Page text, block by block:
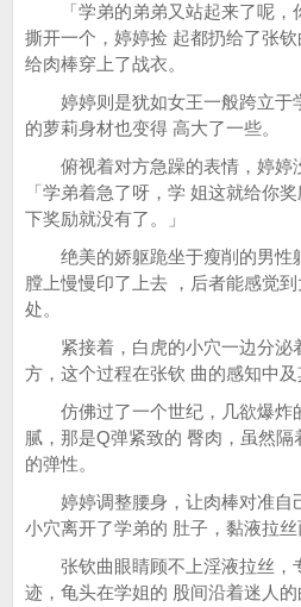
「学弟的弟弟又站起来了呢，
撕开一个，婷婷捡 起都扔给了张
给肉棒穿上了战衣。
婷婷则是犹如女王一般跨立于
的萝莉身材也变得 高大了一些。
俯视着对方急躁的表情，婷婷
「学弟着急了呀，学 姐这就给你
下奖励就没有了。」
绝美的娇躯跪坐于瘦削的男性
膛上慢慢印了上去 ，后者能感觉
处。
紧接着，白虎的小穴一边分泌
方，这个过程在张钦 曲的感知中及
仿佛过了一个世纪，几欲爆炸
腻，那是Q弹紧致的 臀肉，虽然隔
的弹性。
婷婷调整腰身，让肉棒对准自
小穴离开了学弟的 肚子，黏液拉丝
张钦曲眼睛顾不上淫液拉丝，
迹，龟头在学姐的 股间沿着迷人